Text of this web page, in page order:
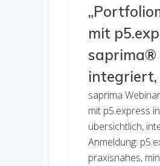
mit
saprima®
integriert,
saprima
mit p5.express
übersichtlich,
Anmeldung:
praxisnahes,